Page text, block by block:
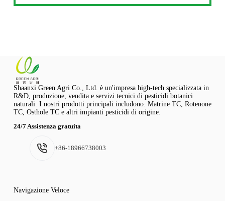
Shaanxi Green Agri Co., Ltd. è un'impresa high-tech specializzata in
R&D, produzione, vendita e servizi tecnici di pesticidi botanici
naturali. I nostri prodotti principali includono: Matrine TC, Rotenone
TC, Osthole TC e altri impianti pesticidi di origine.
24/7 Assistenza gratuita
+86-18966738003
Navigazione Veloce